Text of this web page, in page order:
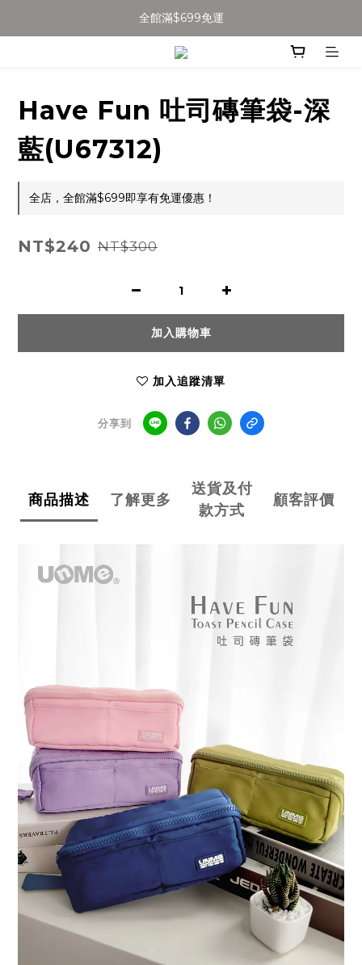
全館滿$699免運
全館滿$699免運
加入會員得$100購物金👉
Have Fun 吐司磚筆袋-深
藍(U67312)
全店，全館滿$699即享有免運優惠！
NT$240 NT$300
加入購物車
加入追蹤清單
分享到
商品描述 了解更多
送貨及付
款方式
顧客評價